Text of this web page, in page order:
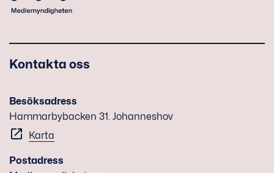
Kontakta oss
Besöksadress
Hammarbybacken 31. Johanneshov
Karta
Postadress